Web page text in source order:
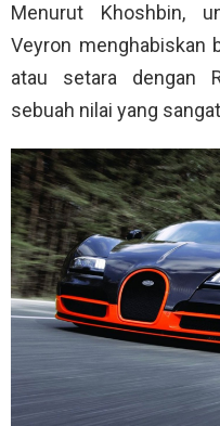
Menurut Khoshbin,
Veyron menghabiskan
atau setara dengan
sebuah nilai yang